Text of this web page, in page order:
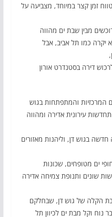
נמכרו בטווח זמן קצר במיוחד, מצביעה על
מבין שבת ים מהווה
יקרה כמו תל אביב, אבל
דירה בסטנדרט אורון
והמתפתחות בגוש
עירונית אדירה ומהווה
חדשה בגוש דן, וליהנות מאזורים
ים מטופחים, שכונות
שונים ותנופת צמיחה אדירה
הקלה של גוש דן, שבחלקם
נוח וקל מבת ים לכיוון תל